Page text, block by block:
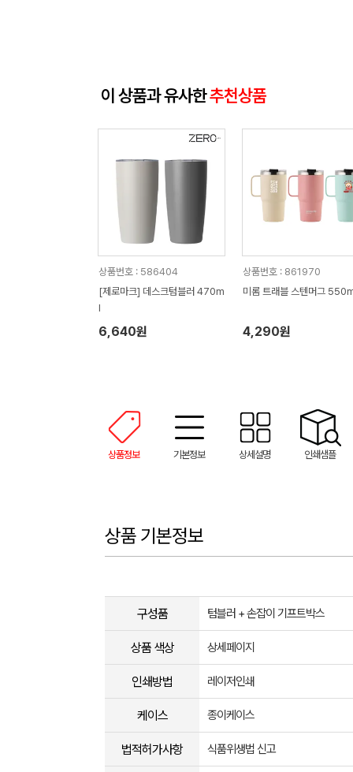
이 상품과 유사한추천상품
상품번호 : 586404
[제로마크] 데스크텀블러 470m
l
6,640원
상품번호 : 861970
미롬 트래블 스텐머그
4,290원
상품정보 기본정보 상세설명 인쇄샘플
상품 기본정보
구성품 텀블러 + 손잡이 기프트박스
상품 색상 상세페이지
인쇄방법 레이저인쇄
케이스 종이케이스
법적허가사항 식품위생법 신고